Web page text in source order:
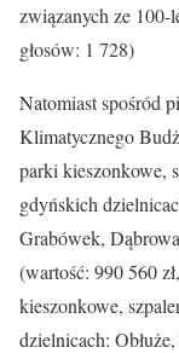
związanych ze 100-
głosów: 1 728)
Natomiast spośród
Klimatycznego
parki kieszonkowe,
gdyńskich
Grabówek,
(wartość: 990 560
kieszonkowe,
dzielnicach: